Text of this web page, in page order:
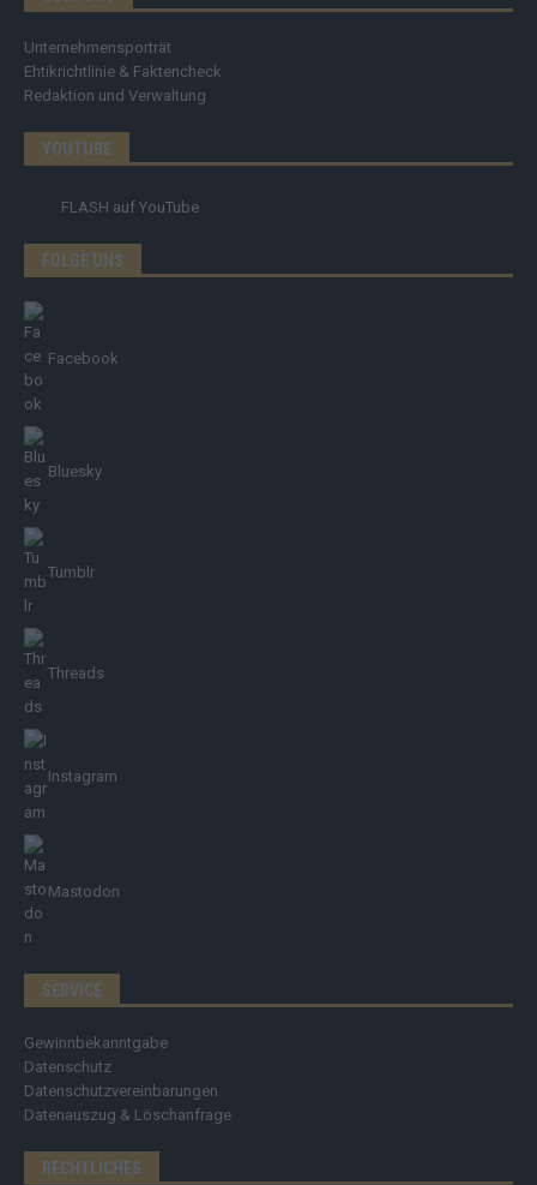
Unternehmensporträt
Ehtikrichtlinie & Faktencheck
Redaktion und Verwaltung
YOUTUBE
FLASH auf YouTube
FOLGE UNS
Facebook
Bluesky
Tumblr
Threads
Instagram
Mastodon
SERVICE
Gewinnbekanntgabe
Datenschutz
Datenschutzvereinbarungen
Datenauszug & Löschanfrage
RECHTLICHES